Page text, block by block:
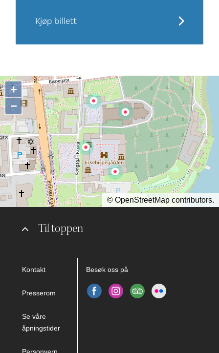
Kjøp billett
Til toppen
Kontakt
Presserom
Se våre
åpningstider
Personvern
Besøk oss på
+
−
© OpenStreetMap contributors.